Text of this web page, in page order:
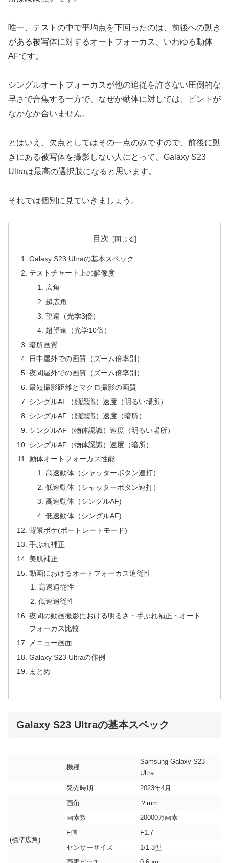
唯一、テストの中で平均点を下回ったのは、前後への動き
がある被写体に対するオートフォーカス、いわゆる動体
AFです。
シングルオートフォーカスが他の追従を許さない圧倒的な
早さで合焦する一方で、なぜか動体に対しては、ピントが
なかなか合いません。
とはいえ、欠点としてはその一点のみですので、前後に動
きにある被写体を撮影しない人にとって、Galaxy S23
Ultraは最高の選択肢になると思います。
それでは個別に見ていきましょう。
目次
Galaxy S23 Ultraの基本スペック
テストチャート上の解像度
広角
超広角
望遠（光学3倍）
超望遠（光学10倍）
暗所画質
日中屋外での画質（ズーム倍率別）
夜間屋外での画質（ズーム倍率別）
最短撮影距離とマクロ撮影の画質
シングルAF（顔認識）速度（明るい場所）
シングルAF（顔認識）速度（暗所）
シングルAF（物体認識）速度（明るい場所）
シングルAF（物体認識）速度（暗所）
動体オートフォーカス性能
高速動体（シャッターボタン連打）
低速動体（シャッターボタン連打）
高速動体（シングルAF)
低速動体（シングルAF)
背景ボケ(ポートレートモード)
手ぶれ補正
美肌補正
動画におけるオートフォーカス追従性
高速追従性
低速追従性
夜間の動画撮影における明るさ・手ぶれ補正・オート
フォーカス比較
メニュー画面
Galaxy S23 Ultraの作例
まとめ
Galaxy S23 Ultraの基本スペック
機種
Samsung Galaxy S23
Ultra
発売時期
2023年4月
(標準広角)
画角
？mm
画素数
20000万画素
F値
F1.7
センサーサイズ
1/1.3型